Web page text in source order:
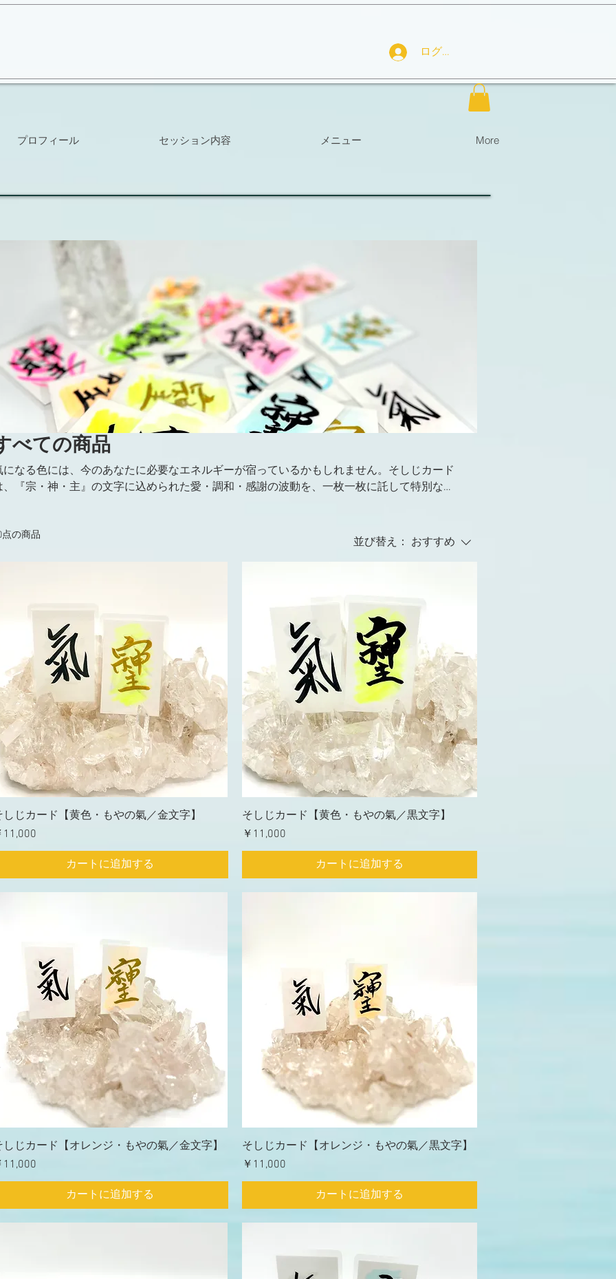
ログイン
プロフィール セッション内容 メニュー More
べての商品
になる色には、今のあなたに必要なエネルギーが宿っているかもしれません。そしじカード
、『宗・神・主』の文字に込められた愛・調和・感謝の波動を、一枚一枚に託して特別なカ
点の商品
並び替え： おすすめ
しじカード【黄色・もやの氣／金文字】
格
11,000
カートに追加する
そしじカード【黄色・もやの氣／黒文字】
価格
￥11,000
カートに追加する
しじカード【オレンジ・もやの氣／金文字】
格
11,000
カートに追加する
そしじカード【オレンジ・もやの氣／黒文字】
価格
￥11,000
カートに追加する